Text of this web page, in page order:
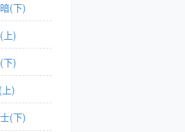
(下)
上)
下)
)
(下)